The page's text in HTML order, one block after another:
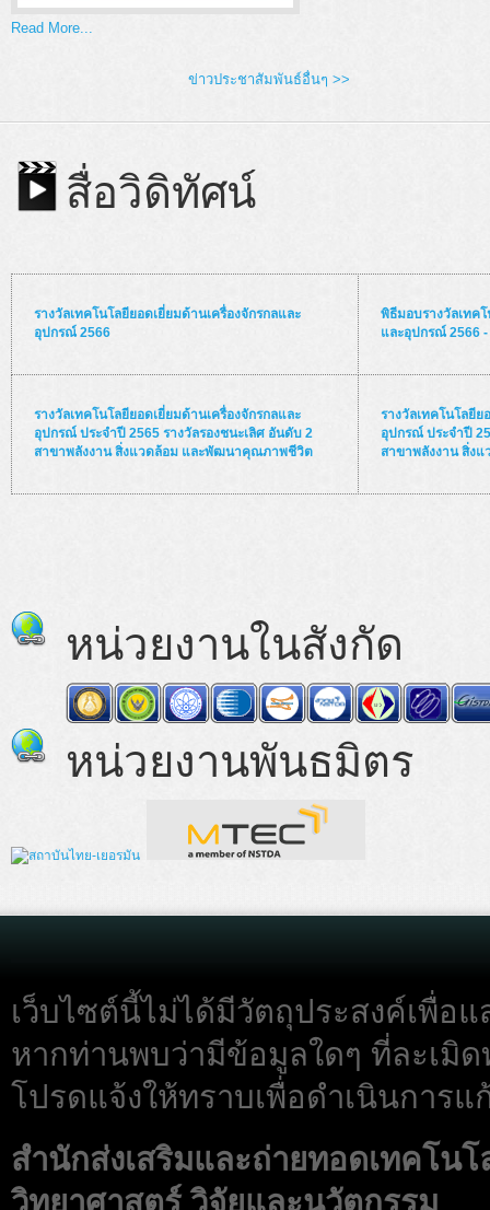
Read More...
ข่าวประชาสัมพันธ์อื่นๆ >>
สื่อวิดิทัศน์
รางวัลเทคโนโลยียอดเยี่ยมด้านเครื่องจักรกลและ
อุปกรณ์ 2566
พิธีมอบรางวัลเทค
และอุปกรณ์ 2566
รางวัลเทคโนโลยียอดเยี่ยมด้านเครื่องจักรกลและ
อุปกรณ์ ประจำปี 2565 รางวัลรองชนะเลิศ อันดับ 2
สาขาพลังงาน สิ่งแวดล้อม และพัฒนาคุณภาพชีวิต
รางวัลเทคโนโลยีย
อุปกรณ์ ประจำปี
สาขาพลังงาน สิ่ง
หน่วยงานในสังกัด
หน่วยงานพันธมิตร
เว็บไซต์นี้ไม่ได้มีวัตถุประสงค์เพื่อแ
หากท่านพบว่ามีข้อมูลใดๆ ที่ละเมิ
โปรดแจ้งให้ทราบเพื่อดำเนินการ
สำนักส่งเสริมและถ่ายทอดเทคโน
วิทยาศาสตร์ วิจัยและนวัตกรรม